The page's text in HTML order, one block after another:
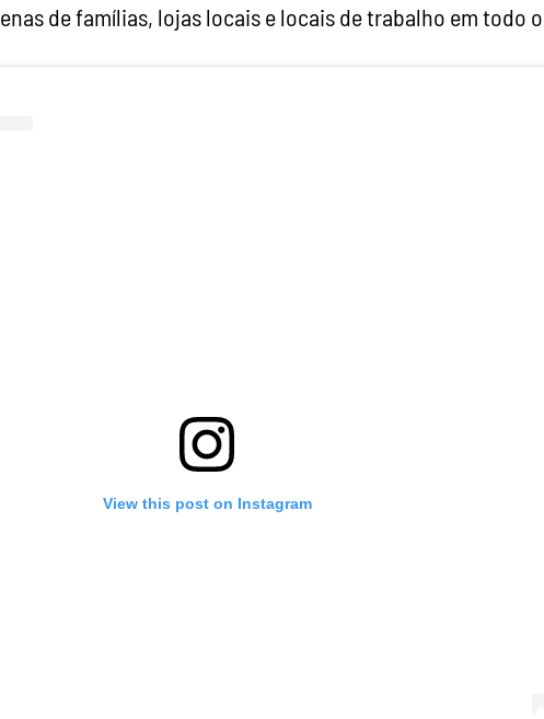
de famílias, lojas locais e locais de trabalho em todo
View this post on Instagram